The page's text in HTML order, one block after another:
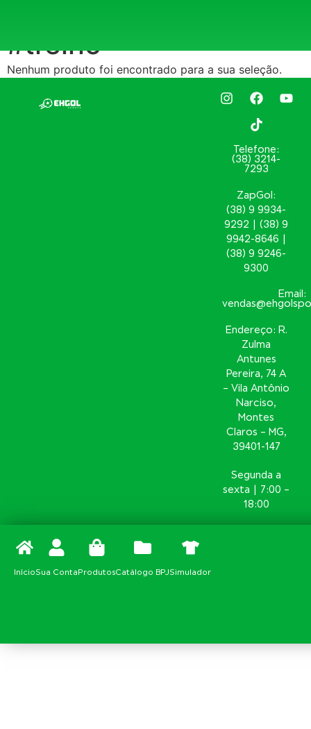
#treino
Nenhum produto foi encontrado para a sua seleção.
Telefone:
(38) 3214-
7293
ZapGol:
(38) 9 9934-
9292 | (38) 9
9942-8646 |
(38) 9 9246-
9300
Email:
Endereço: R.
Zulma
Antunes
Pereira, 74 A
– Vila Antônio
Narciso,
Montes
Claros – MG,
39401-147
Segunda a
sexta | 7:00 –
18:00
InícioSua ContaProdutosCatálogo BPJSimulador